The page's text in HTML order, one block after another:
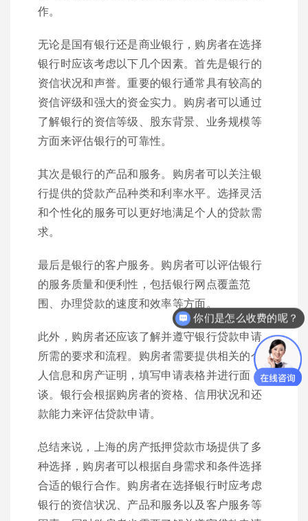
作。
无论是国有银行还是商业银行，购房者在选择
银行时应该考虑以下几个因素。首先是银行的
资信状况和声誉。重要的银行通常具有较高的
资信评级和强大的资金实力。购房者可以通过
了解银行的资信等级、股东背景、业务规模等
方面来评估银行的可靠性。
其次是银行的产品和服务。购房者可以关注银
行提供的贷款产品种类和利率水平。选择灵活
和个性化的服务可以更好地满足个人的贷款需
求。
最后是银行的客户服务。购房者可以评估银行
的服务质量和便利性，包括银行网点覆盖范
围、办理贷款的速度和效率等方面。
此外，购房者还应该了解并遵守银行贷款申请
所需的要求和流程。购房者需要提供相关的个
人信息和房产证明，填写申请表格并进行面
谈。银行会根据购房者的资格、信用状况和还
款能力来评估贷款申请。
总结来说，上海的房产抵押贷款市场提供了多
种选择，购房者可以根据自身需求和条件选择
合适的银行合作。购房者在选择银行时应考虑
银行的资信状况、产品和服务以及客户服务等
你们是怎么收费的呢？